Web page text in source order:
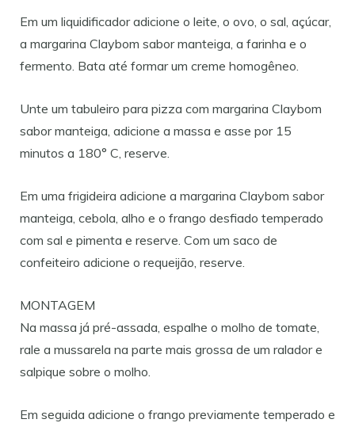
Em um liquidificador adicione o leite, o ovo, o sal, açúcar,
a margarina Claybom sabor manteiga, a farinha e o
fermento. Bata até formar um creme homogêneo.
Unte um tabuleiro para pizza com margarina Claybom
sabor manteiga, adicione a massa e asse por 15
minutos a 180° C, reserve.
Em uma frigideira adicione a margarina Claybom sabor
manteiga, cebola, alho e o frango desfiado temperado
com sal e pimenta e reserve. Com um saco de
confeiteiro adicione o requeijão, reserve.
MONTAGEM
Na massa já pré-assada, espalhe o molho de tomate,
rale a mussarela na parte mais grossa de um ralador e
salpique sobre o molho.
Em seguida adicione o frango previamente temperado e